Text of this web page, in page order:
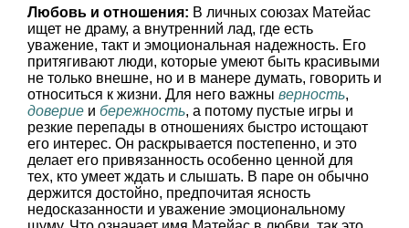
Любовь и отношения: В личных союзах Матейас
ищет не драму, а внутренний лад, где есть
уважение, такт и эмоциональная надежность. Его
притягивают люди, которые умеют быть красивыми
не только внешне, но и в манере думать, говорить и
относиться к жизни. Для него важны верность,
доверие и бережность, а потому пустые игры и
резкие перепады в отношениях быстро истощают
его интерес. Он раскрывается постепенно, и это
делает его привязанность особенно ценной для
тех, кто умеет ждать и слышать. В паре он обычно
держится достойно, предпочитая ясность
недосказанности и уважение эмоциональному